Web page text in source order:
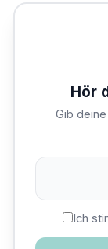
Hör
Gib
Ich